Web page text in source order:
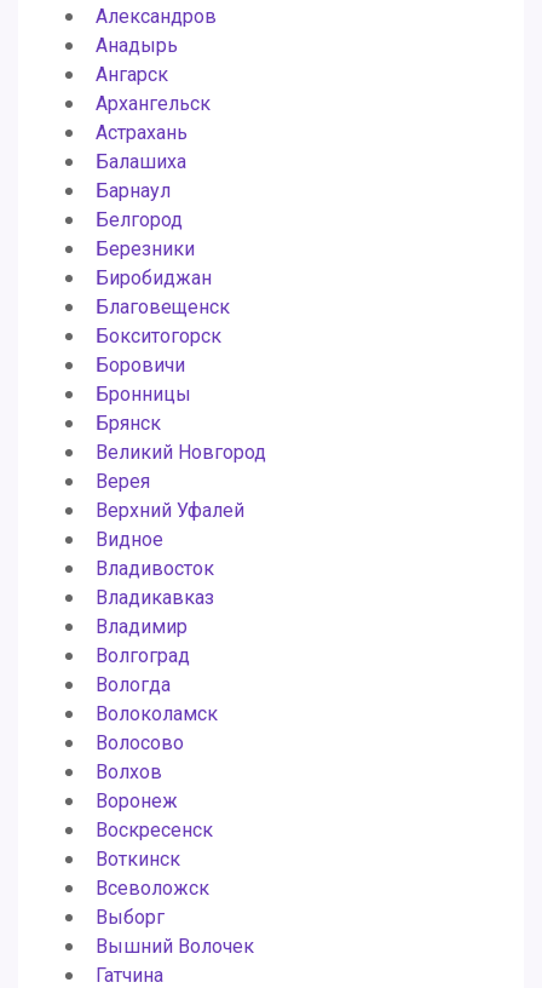
Александров
Анадырь
Ангарск
Архангельск
Астрахань
Балашиха
Барнаул
Белгород
Березники
Биробиджан
Благовещенск
Бокситогорск
Боровичи
Бронницы
Брянск
Великий Новгород
Верея
Верхний Уфалей
Видное
Владивосток
Владикавказ
Владимир
Волгоград
Вологда
Волоколамск
Волосово
Волхов
Воронеж
Воскресенск
Воткинск
Всеволожск
Выборг
Вышний Волочек
Гатчина